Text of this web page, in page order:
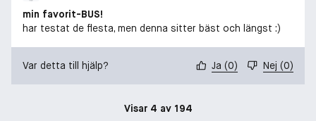
min favorit-BUS!
har testat de flesta, men denna sitter bäst och längst :)
Var detta till hjälp? Ja (0) Nej (0)
Visar 4 av 194